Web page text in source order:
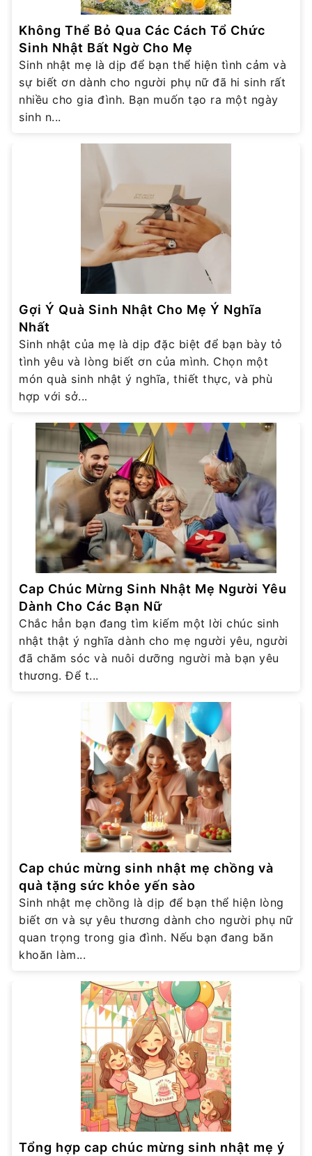
Không Thể Bỏ Qua Các Cách Tổ Chức
Sinh Nhật Bất Ngờ Cho Mẹ
Sinh nhật mẹ là dịp để bạn thể hiện tình cảm và
sự biết ơn dành cho người phụ nữ đã hi sinh rất
nhiều cho gia đình. Bạn muốn tạo ra một ngày
sinh n...
Gợi Ý Quà Sinh Nhật Cho Mẹ Ý Nghĩa
Nhất
Sinh nhật của mẹ là dịp đặc biệt để bạn bày tỏ
tình yêu và lòng biết ơn của mình. Chọn một
món quà sinh nhật ý nghĩa, thiết thực, và phù
hợp với sở...
Cap Chúc Mừng Sinh Nhật Mẹ Người Yêu
Dành Cho Các Bạn Nữ
Chắc hẳn bạn đang tìm kiếm một lời chúc sinh
nhật thật ý nghĩa dành cho mẹ người yêu, người
đã chăm sóc và nuôi dưỡng người mà bạn yêu
thương. Để t...
Cap chúc mừng sinh nhật mẹ chồng và
quà tặng sức khỏe yến sào
Sinh nhật mẹ chồng là dịp để bạn thể hiện lòng
biết ơn và sự yêu thương dành cho người phụ nữ
quan trọng trong gia đình. Nếu bạn đang băn
khoăn làm...
Tổng hợp cap chúc mừng sinh nhật mẹ ý